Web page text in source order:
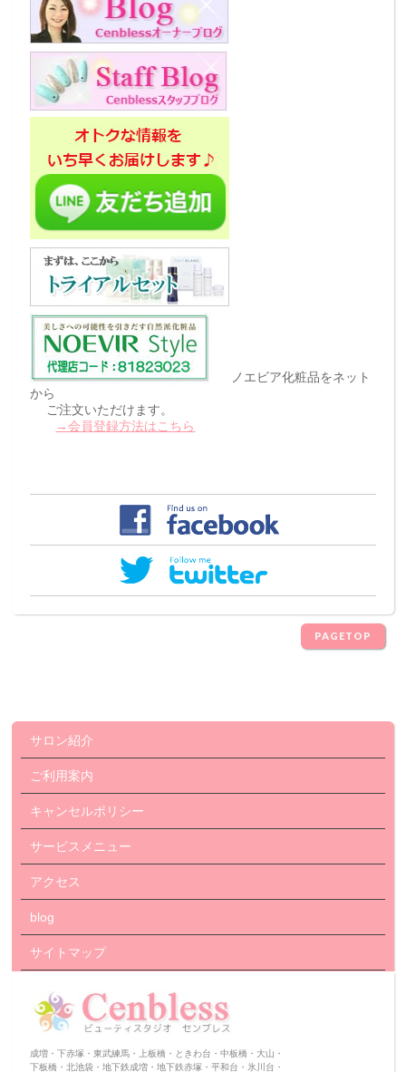
ノエビア化粧品をネット
から
ご注文いただけます。
→会員登録方法はこちら
PAGETOP
サロン紹介
ご利用案内
キャンセルポリシー
サービスメニュー
アクセス
blog
サイトマップ
成増・下赤塚・東武練馬・上板橋・ときわ台・中板橋・大山・
下板橋・北池袋・地下鉄成増・地下鉄赤塚・平和台・氷川台・